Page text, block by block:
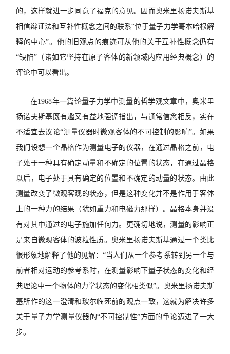
的，这样就进一步同意了福克的意见。因而奥米里扬诺夫斯基
相信辩证法和互补性概念之间的联系“位于量子力学哥本哈根解
释的中心”。他的旧观点的痕迹可从他的关于互补性概念仍有
“缺陷”（诸如它坚持在原子客体的新领域内应用经典概念）的
评论中可以看出。
在1968年一篇论量子力学中测量的哲学观文章中，奥米里
扬诺夫斯基既有趣又有益地强调指出，与通常信念相反，实在
不适宜去议论“测量仪器时微观客体的不可控制的影响”。如果
我们设想一个晶格作为测量电子的仪器，在通过晶格之前，电
子处于一种具有确定动量和不确定的位置的状态， 在通过晶格
以后，电子处于具有确定的位置和不确定的动量的状态。由此
测量改变了微观客观的状态，但是这种变化并不是作用于客体
上的一种力的结果（犹如重力和电磁力那样）。晶格本身并没
有对其中通过的电子施加任何力。更确切地说，测量的影响正
是来自微观客体的波粒性质。奥米里扬诺夫斯基通过一个类比
很形象地解释了他的见解： “当人们从一个参考系转到另一个与
前者相对运动的参考系时，在测量影响下量子状态的变化和经
典理论中一个物体的力学状态的变化相类似”。奥米里扬诺夫斯
基所作的这一澄清和玻尔临死前的观点一致，这就为解决许多
关于量子力学测量仪器的“不可控制性”方面的争论迈进了一大
步。